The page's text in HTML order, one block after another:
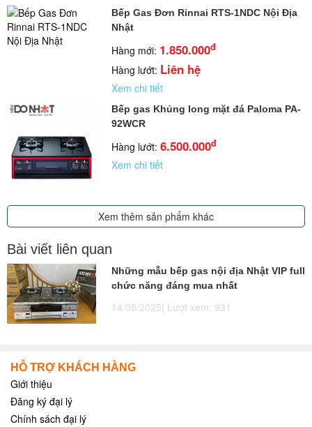
Bếp Gas Đơn Rinnai RTS-1NDC Nội Địa
Nhật
Hàng mới: 1.850.000đ
Hàng lướt: Liên hệ
Xem chi tiết
Bếp gas Khủng long mặt đá Paloma PA-
92WCR
Hàng lướt: 6.500.000đ
Xem chi tiết
Xem thêm sản phẩm khác
Bài viết liên quan
Những mẫu bếp gas nội địa Nhật VIP full
chức năng đáng mua nhất
14/08/2025| Lượt xem: 931
HỖ TRỢ KHÁCH HÀNG
Giới thiệu
Đăng ký đại lý
Chính sách đại lý